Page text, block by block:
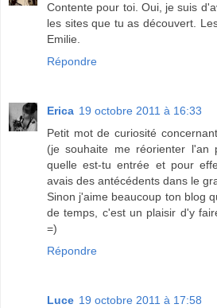
Contente pour toi. Oui, je suis
les sites que tu as découvert.
Emilie.
Répondre
Erica 19 octobre 2011 à 16:33
Petit mot de curiosité
(je souhaite me réorienter
quelle est-tu entrée et pour
avais des antécédents dans le
Sinon j'aime beaucoup ton blog
de temps, c'est un plaisir d'y
=)
Répondre
Luce 19 octobre 2011 à 17:58